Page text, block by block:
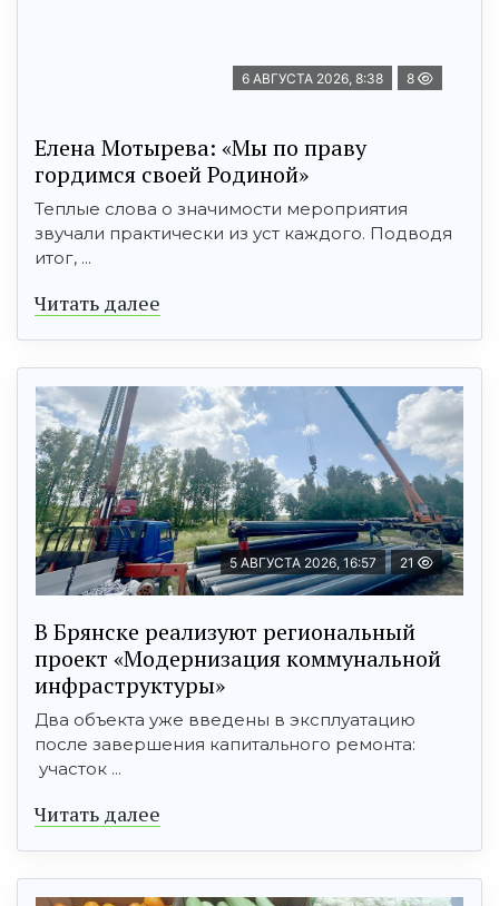
6 АВГУСТА 2026, 8:38 8
Елена Мотырева: «Мы по праву
гордимся своей Родиной»
Теплые слова о значимости мероприятия
звучали практически из уст каждого. Подводя
итог, ...
Читать далее
5 АВГУСТА 2026, 16:57 21
В Брянске реализуют региональный
проект «Модернизация коммунальной
инфраструктуры»
Два объекта уже введены в эксплуатацию
после завершения капитального ремонта:
участок ...
Читать далее